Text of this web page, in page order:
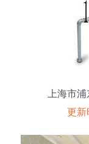
上海市
更新